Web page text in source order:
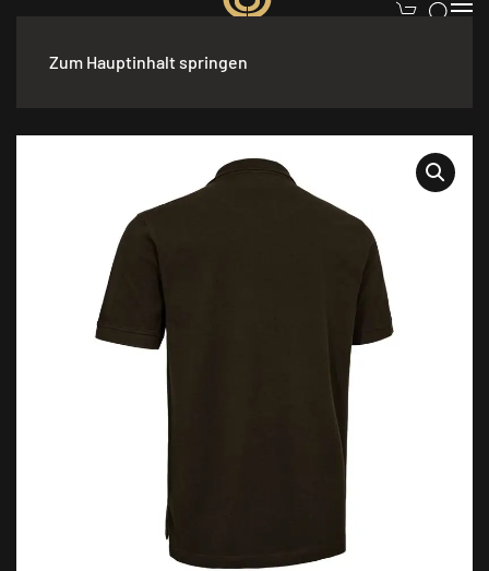
Zum Hauptinhalt springen
Bekleidung Herren /Polohemd